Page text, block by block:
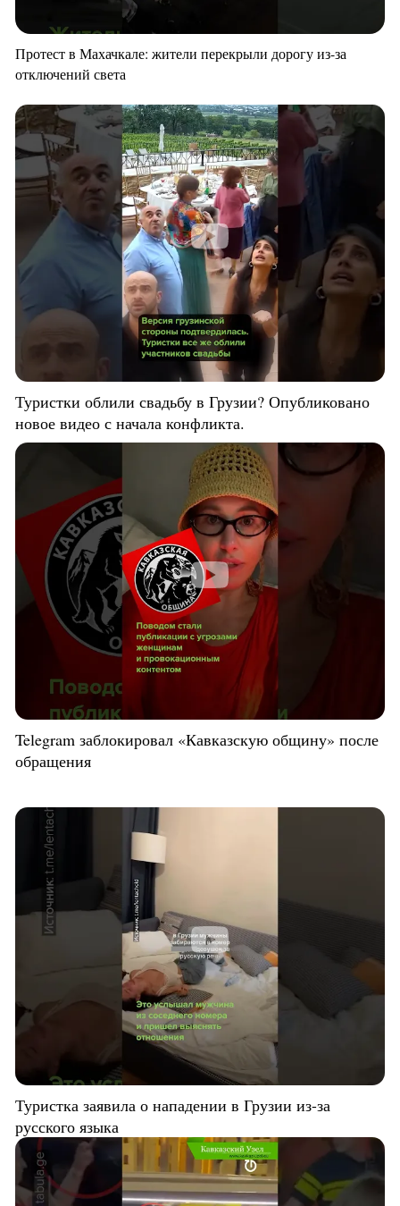
Протест в Махачкале: жители перекрыли дорогу из-за
отключений света
Туристки облили свадьбу в Грузии? Опубликовано
новое видео с начала конфликта.
Telegram заблокировал «Кавказскую общину» после
обращения
Туристка заявила о нападении в Грузии из-за
русского языка